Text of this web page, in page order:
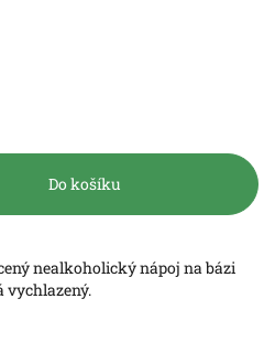
Do košíku
nealkoholický nápoj na bázi
vychlazený.